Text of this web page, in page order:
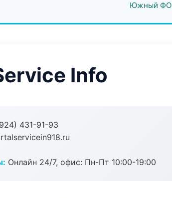
Южный ФО
Info
431-91-93
Онлайн 24/7, офис: Пн-Пт 10:00-19:00